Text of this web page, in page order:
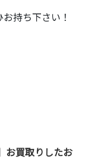
持ち下さい！
お買取りしたお